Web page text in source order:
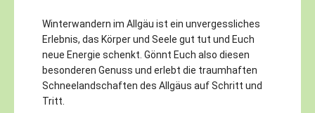
Winterwandern im Allgäu ist ein unvergessliches
Erlebnis, das Körper und Seele gut tut und Euch
neue Energie schenkt. Gönnt Euch also diesen
besonderen Genuss und erlebt die traumhaften
Schneelandschaften des Allgäus auf Schritt und
Tritt.